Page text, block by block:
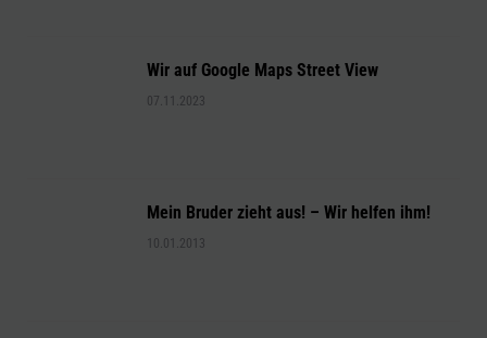
Wir auf Google Maps Street View
07.11.2023
Mein Bruder zieht aus! – Wir helfen ihm!
10.01.2013